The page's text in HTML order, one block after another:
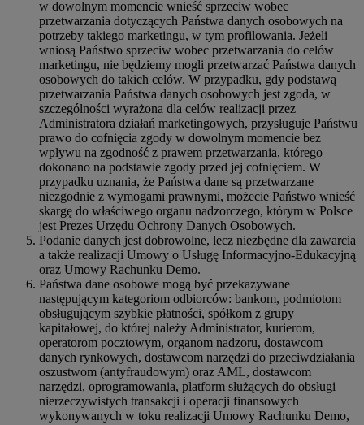
w dowolnym momencie wnieść sprzeciw wobec
przetwarzania dotyczących Państwa danych osobowych na
potrzeby takiego marketingu, w tym profilowania. Jeżeli
wniosą Państwo sprzeciw wobec przetwarzania do celów
marketingu, nie będziemy mogli przetwarzać Państwa danych
osobowych do takich celów. W przypadku, gdy podstawą
przetwarzania Państwa danych osobowych jest zgoda, w
szczególności wyrażona dla celów realizacji przez
Administratora działań marketingowych, przysługuje Państwu
prawo do cofnięcia zgody w dowolnym momencie bez
wpływu na zgodność z prawem przetwarzania, którego
dokonano na podstawie zgody przed jej cofnięciem. W
przypadku uznania, że Państwa dane są przetwarzane
niezgodnie z wymogami prawnymi, możecie Państwo wnieść
skargę do właściwego organu nadzorczego, którym w Polsce
jest Prezes Urzędu Ochrony Danych Osobowych.
Podanie danych jest dobrowolne, lecz niezbędne dla zawarcia
a także realizacji Umowy o Usługę Informacyjno-Edukacyjną
oraz Umowy Rachunku Demo.
Państwa dane osobowe mogą być przekazywane
następującym kategoriom odbiorców: bankom, podmiotom
obsługującym szybkie płatności, spółkom z grupy
kapitałowej, do której należy Administrator, kurierom,
operatorom pocztowym, organom nadzoru, dostawcom
danych rynkowych, dostawcom narzędzi do przeciwdziałania
oszustwom (antyfraudowym) oraz AML, dostawcom
narzędzi, oprogramowania, platform służących do obsługi
nierzeczywistych transakcji i operacji finansowych
wykonywanych w toku realizacji Umowy Rachunku Demo,